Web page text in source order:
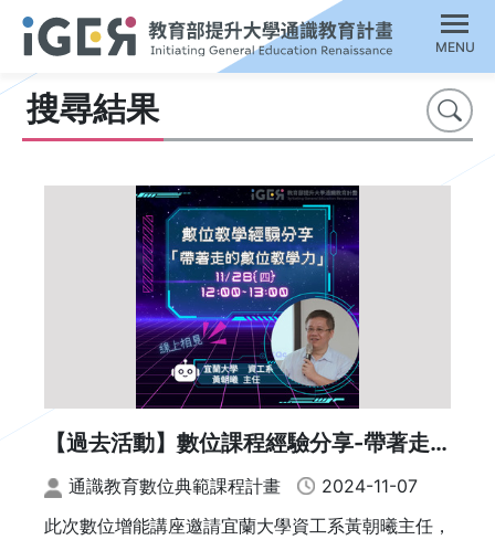
MENU
搜尋結果 搜尋
【過去活動】數位課程經驗分享-帶著走
的數位教學力
通識教育數位典範課程計畫
2024-11-07
此次數位增能講座邀請宜蘭大學資工系黃朝曦主任，